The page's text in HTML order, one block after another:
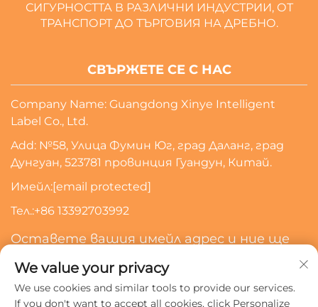
СИГУРНОСТТА В РАЗЛИЧНИ ИНДУСТРИИ, ОТ
ТРАНСПОРТ ДО ТЪРГОВИЯ НА ДРЕБНО.
СВЪРЖЕТЕ СЕ С НАС
Company Name: Guangdong Xinye Intelligent
Label Co., Ltd.
Add: №58, Улица Фумин Юг, град Даланг, град
Дунгуан, 523781 провинция Гуандун, Китай.
Имейл:[email protected]
Тел.:+86 13392703992
Оставете вашия имейл адрес и ние ще
Абонирайте Се
We value your privacy
We use cookies and similar tools to provide our services.
If you don't want to accept all cookies, click Personalize